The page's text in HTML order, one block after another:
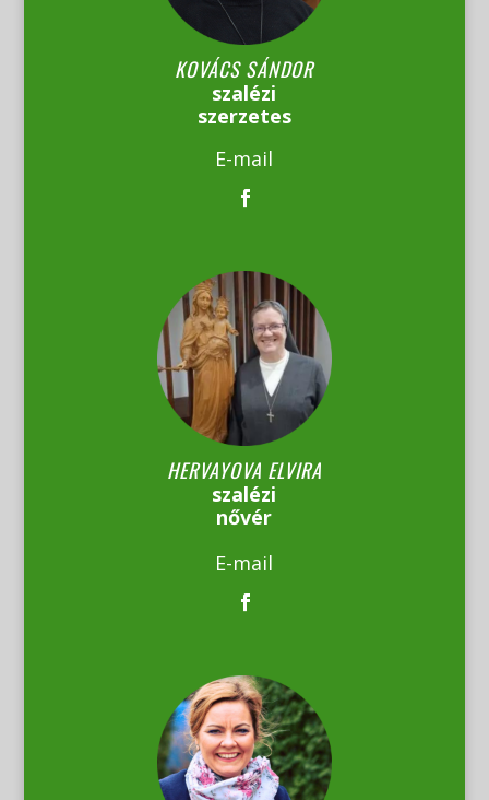
KOVÁCS SÁNDOR
szalézi
szerzetes
E-mail
HERVAYOVA ELVIRA
szalézi
nővér
E-mail